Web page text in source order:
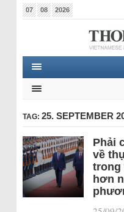
07 08 2026
TAG: 25. SEPTEMBER
Phải
về
trong
hơn